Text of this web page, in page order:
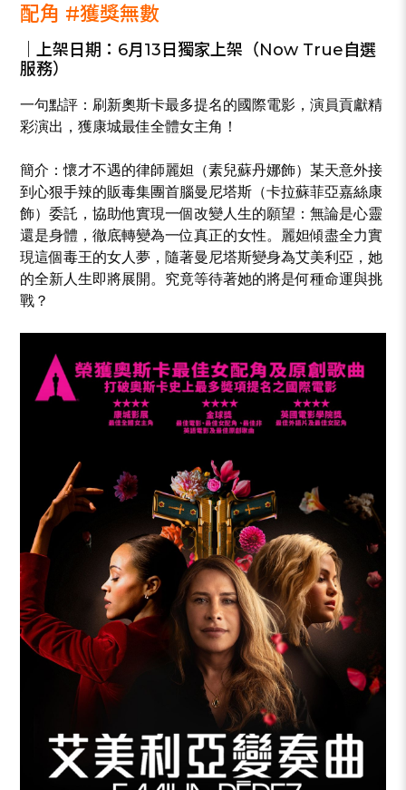
配角 #獲獎無數
｜上架日期：6月13日獨家上架（Now True自選
服務）
一句點評：刷新奧斯卡最多提名的國際電影，演員貢獻精
彩演出，獲康城最佳全體女主角！
簡介：懷才不遇的律師麗妲（素兒蘇丹娜飾）某天意外接
到心狠手辣的販毒集團首腦曼尼塔斯（卡拉蘇菲亞嘉絲康
飾）委託，協助他實現一個改變人生的願望：無論是心靈
還是身體，徹底轉變為一位真正的女性。麗妲傾盡全力實
現這個毒王的女人夢，隨著曼尼塔斯變身為艾美利亞，她
的全新人生即將展開。究竟等待著她的將是何種命運與挑
戰？